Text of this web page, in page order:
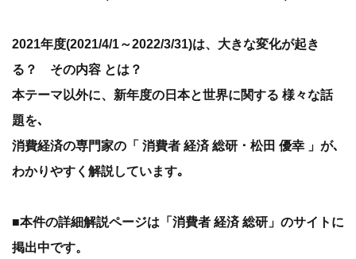
2021年度(2021/4/1～2022/3/31)は、大きな変化が起き
る？ その内容 とは？
本テーマ以外に、新年度の日本と世界に関する 様々な話
題を､
消費経済の専門家の「 消費者 経済 総研 ･ 松田 優幸 」が､
わかりやすく解説しています｡
■本件の詳細解説ページは「消費者 経済 総研」のサイトに
掲出中です。